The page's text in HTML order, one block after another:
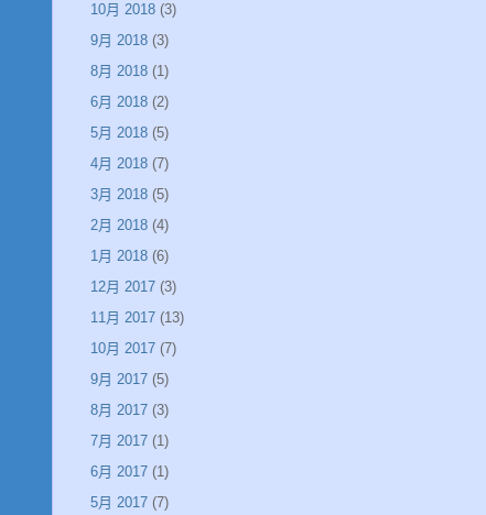
10月 2018 (3)
9月 2018 (3)
8月 2018 (1)
6月 2018 (2)
5月 2018 (5)
4月 2018 (7)
3月 2018 (5)
2月 2018 (4)
1月 2018 (6)
12月 2017 (3)
11月 2017 (13)
10月 2017 (7)
9月 2017 (5)
8月 2017 (3)
7月 2017 (1)
6月 2017 (1)
5月 2017 (7)